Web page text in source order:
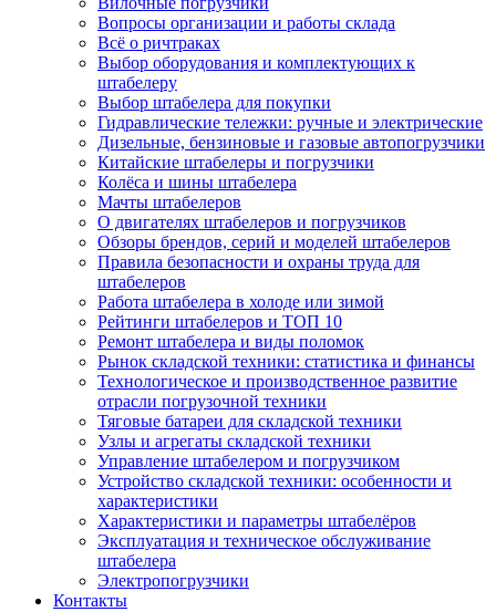
Вопросы организации и работы склада
Всё о ричтраках
Выбор оборудования и комплектующих к
штабелеру
Выбор штабелера для покупки
Гидравлические тележки: ручные и электрические
Дизельные, бензиновые и газовые автопогрузчики
Китайские штабелеры и погрузчики
Колёса и шины штабелера
Мачты штабелеров
О двигателях штабелеров и погрузчиков
Обзоры брендов, серий и моделей штабелеров
Правила безопасности и охраны труда для
штабелеров
Работа штабелера в холоде или зимой
Рейтинги штабелеров и ТОП 10
Ремонт штабелера и виды поломок
Рынок складской техники: статистика и финансы
Технологическое и производственное развитие
отрасли погрузочной техники
Тяговые батареи для складской техники
Узлы и агрегаты складской техники
Управление штабелером и погрузчиком
Устройство складской техники: особенности и
характеристики
Характеристики и параметры штабелёров
Эксплуатация и техническое обслуживание
штабелера
Электропогрузчики
Контакты